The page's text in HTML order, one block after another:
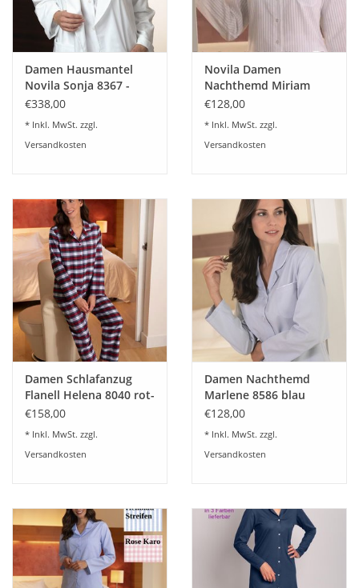
Waschempfehlung:
40 °C Schonwaschgang · Feinwaschmittel · nicht bleichen ·
nicht trocknergeeignet · bei niedriger Temperatur bügeln ·
auf links waschen
Damen Hausmantel
Novila Sonja 8367 -
gefüttert Frottier
€338,00
* Inkl. MwSt. zzgl.
Versandkosten
Novila Damen
Nachthemd Miriam
8366-1190-1-3 Farben
€128,00
* Inkl. MwSt. zzgl.
Versandkosten
Damen Schlafanzug
Flanell Helena 8040 rot-
blau Gr.36-46
€158,00
* Inkl. MwSt. zzgl.
Versandkosten
Damen Nachthemd
Marlene 8586 blau
€128,00
* Inkl. MwSt. zzgl.
Versandkosten